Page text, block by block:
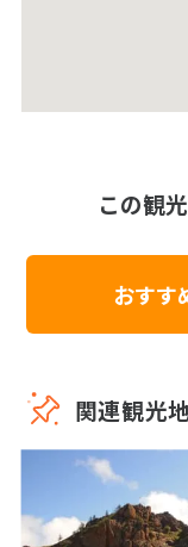
この観
おすす
関連観光地